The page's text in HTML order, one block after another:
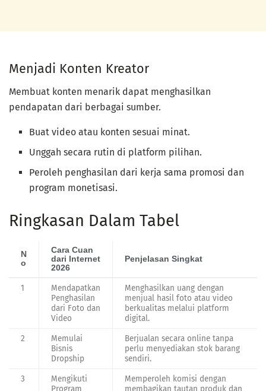
Menjadi Konten Kreator
Membuat konten menarik dapat menghasilkan
pendapatan dari berbagai sumber.
Buat video atau konten sesuai minat.
Unggah secara rutin di platform pilihan.
Peroleh penghasilan dari kerja sama promosi dan
program monetisasi.
Ringkasan Dalam Tabel
N
o
Cara Cuan
dari Internet
2026
Penjelasan Singkat
1
Mendapatkan
Penghasilan
dari Foto dan
Video
Menghasilkan uang dengan
menjual hasil foto atau video
berkualitas melalui platform
digital.
2
Memulai
Bisnis
Dropship
Berjualan secara online tanpa
perlu menyediakan stok barang
sendiri.
3
Mengikuti
Program
Memperoleh komisi dengan
membagikan tautan produk dan